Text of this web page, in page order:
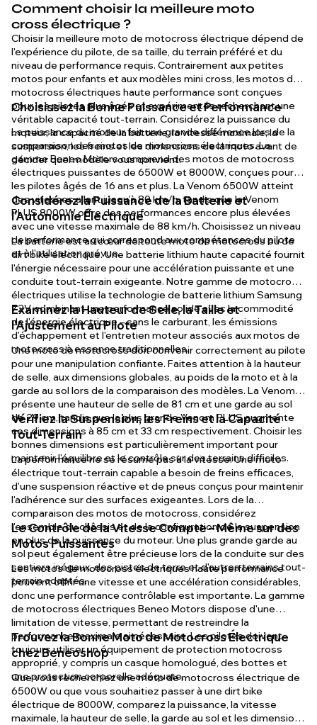
Comment choisir la meilleure moto
cross électrique ?
Choisir la meilleure moto de motocross électrique dépend de
l'expérience du pilote, de sa taille, du terrain préféré et du
niveau de performance requis. Contrairement aux petites
motos pour enfants et aux modèles mini cross, les motos de
motocross électriques haute performance sont conçues
pour les pilotes plus âgés et expérimentés recherchant une
véritable capacité tout-terrain. Considérez la puissance du
moteur, la capacité de la batterie, la vitesse maximale, la
suspension, les freins et les dimensions de la moto avant de
décider quel modèle vous convient.
Choisissez la Bonne Puissance et Performance
La puissance du moteur fait une grande différence lors de la
comparaison des motos de motocross électriques. La
gamme Beneo Motors comprend des motos de motocross
électriques puissantes de 6500W et 8000W, conçues pour
les pilotes âgés de 16 ans et plus. La Venom 6500W atteint
des vitesses allant jusqu'à 80 km/h, tandis que la Venom
PLUS 8000W offre des performances encore plus élevées
avec une vitesse maximale de 88 km/h. Choisissez un niveau
de performance qui correspond aux compétences du pilote
et à l'utilisation prévue.
Considérez la Puissance de la Batterie et
l'Autonomie Électrique
La batterie est au cœur de toute moto de motocross ou de
dirt bike électrique. Une batterie lithium haute capacité fournit
l'énergie nécessaire pour une accélération puissante et une
conduite tout-terrain exigeante. Notre gamme de motocross
électriques utilise la technologie de batterie lithium Samsung
72V, combinant une performance solide avec la commodité
de l'énergie électrique – sans le carburant, les émissions
d'échappement et l'entretien moteur associés aux motos de
motocross à essence traditionnelles.
Examinez la Hauteur de Selle, la Taille et
l'Ajustement au Pilote
Une moto de motocross doit convenir correctement au pilote
pour une manipulation confiante. Faites attention à la hauteur
de selle, aux dimensions globales, au poids de la moto et à la
garde au sol lors de la comparaison des modèles. La Venom
présente une hauteur de selle de 81 cm et une garde au sol
de 29 cm, tandis que la plus grande Venom PLUS augmente
ces dimensions à 85 cm et 33 cm respectivement. Choisir les
bonnes dimensions est particulièrement important pour
maintenir l'équilibre et le contrôle sur des terrains difficiles.
Vérifiez la Suspension, les Freins et la Capacité
Tout-Terrain
La performance ne se résume pas à la vitesse. Une moto
électrique tout-terrain capable a besoin de freins efficaces,
d'une suspension réactive et de pneus conçus pour maintenir
l'adhérence sur des surfaces exigeantes. Lors de la
comparaison des motos de motocross, considérez
l'ensemble du châssis et de la configuration de la suspension
en plus de la puissance du moteur. Une plus grande garde au
sol peut également être précieuse lors de la conduite sur des
sentiers inégaux, des pistes de terre et d'autres terrains tout-
terrain adaptés.
Le Contrôle de la Vitesse Compte – Même sur des
Motos Puissantes
Les motos de motocross électriques haute performance
peuvent offrir une vitesse et une accélération considérables,
donc une performance contrôlable est importante. La gamme
de motocross électriques Beneo Motors dispose d'une
limitation de vitesse, permettant de restreindre la
performance maximale si nécessaire. Les pilotes doivent
toujours utiliser un équipement de protection motocross
approprié, y compris un casque homologué, des bottes et
une protection corporelle adéquate.
Trouvez la Bonne Moto de Motocross Électrique
chez Beneoshop
Que vous recherchiez une moto de motocross électrique de
6500W ou que vous souhaitiez passer à une dirt bike
électrique de 8000W, comparez la puissance, la vitesse
maximale, la hauteur de selle, la garde au sol et les dimensions